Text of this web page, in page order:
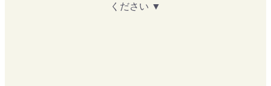
ください ▼